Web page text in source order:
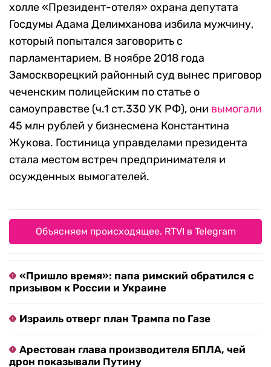
холле «Президент-отеля» охрана депутата
Госдумы Адама Делимханова избила мужчину,
который попытался заговорить с
парламентарием. В ноябре 2018 года
Замоскворецкий районный суд вынес приговор
чеченским полицейским по статье о
самоуправстве (ч.1 ст.330 УК РФ), они вымогали
45 млн рублей у бизнесмена Константина
Жукова. Гостиница управделами президента
стала местом встреч предпринимателя и
осужденных вымогателей.
Объясняем происходящее. RTVI в Telegram
«Пришло время»: папа римский обратился с
призывом к России и Украине
Израиль отверг план Трампа по Газе
Арестован глава производителя БПЛА, чей
дрон показывали Путину